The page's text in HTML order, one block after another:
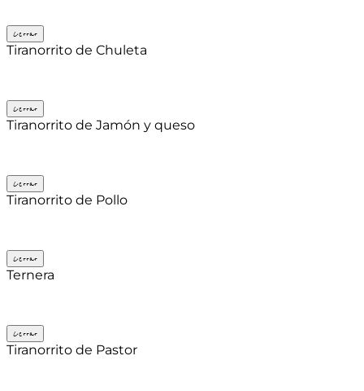
Cerrar
Tiranorrito de Chuleta
Cerrar
Tiranorrito de Jamón y queso
Cerrar
Tiranorrito de Pollo
Cerrar
Ternera
Cerrar
Tiranorrito de Pastor